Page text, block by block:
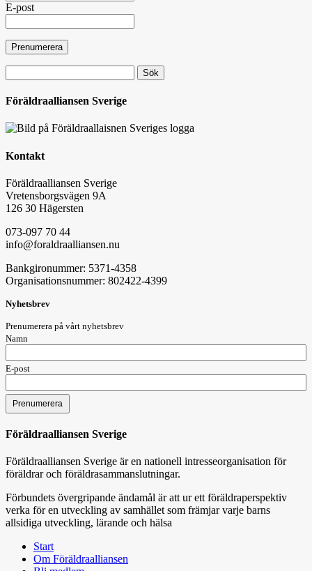
E-post
efter:
Föräldraalliansen Sverige
Kontakt
Föräldraalliansen Sverige
Vretensborgsvägen 9A
126 30 Hägersten
073-097 70 44
info@foraldraalliansen.nu
Bankgironummer: 5371-4358
Organisationsnummer: 802422-4399
Nyhetsbrev
Prenumerera på vårt nyhetsbrev
Namn
E-post
Föräldraalliansen Sverige
Föräldraalliansen Sverige är en nationell intresseorganisation för
föräldrar och föräldrasammanslutningar.
Förbundets övergripande ändamål är att ur ett föräldraperspektiv
verka för en utveckling av samhället som främjar varje barns
allsidiga utveckling, lärande och hälsa
Start
Om Föräldraalliansen